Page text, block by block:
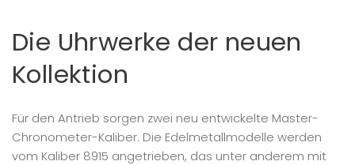
Die Uhrwerke der neuen
Kollektion
Für den Antrieb sorgen zwei neu entwickelte Master-
Chronometer-Kaliber. Die Edelmetallmodelle werden
vom Kaliber 8915 angetrieben, das unter anderem mit